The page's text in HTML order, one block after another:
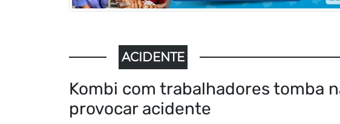
ACIDENTE
Kombi com trabalhadores tomba
provocar acidente